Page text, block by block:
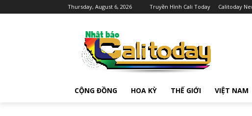
Thursday, August 6, 2026 Truyền Hình Cali Today Calitoday
CỘNG ĐỒNG HOA KỲ THẾ GIỚI VIỆT NAM